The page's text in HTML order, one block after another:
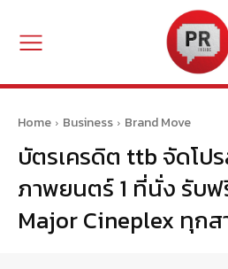
Home Business Brand Move
บัตรเครดิต ttb จัดโป
ภาพยนตร์ 1 ที่นั่ง รับ
Major Cineplex ทุกส